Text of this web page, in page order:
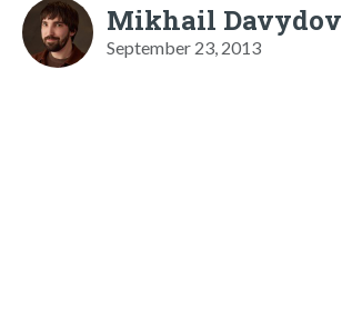
Mikhail Davydov
September 23, 2013